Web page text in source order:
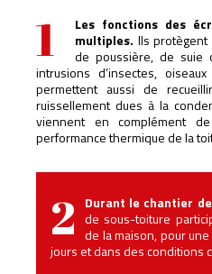
1
Les fonctions des
multiples. Ils
de poussière, de suie
intrusions d’insectes,
permettent aussi de
ruissellement dues à la
viennent en complément
performance thermique de la
2 Durant le chantier
de sous-toiture
de la maison, pour
jours et dans des conditions